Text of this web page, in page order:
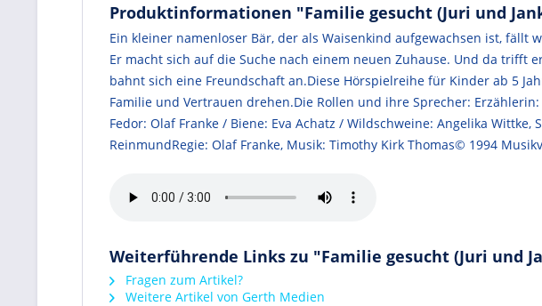
Produktinformationen "Familie gesucht (Juri und
Ein kleiner namenloser Bär, der als Waisenkind aufgewachsen ist,
Er macht sich auf die Suche nach einem neuen Zuhause. Und da trifft
bahnt sich eine Freundschaft an.Diese Hörspielreihe für Kinder ab 5
Familie und Vertrauen drehen.Die Rollen und ihre Sprecher:
Fedor: Olaf Franke / Biene: Eva Achatz / Wildschweine: Angelika
ReinmundRegie: Olaf Franke, Musik: Timothy Kirk Thomas© 1994
Weiterführende Links zu "Familie gesucht (Juri und
Fragen zum Artikel?
Weitere Artikel von Gerth Medien